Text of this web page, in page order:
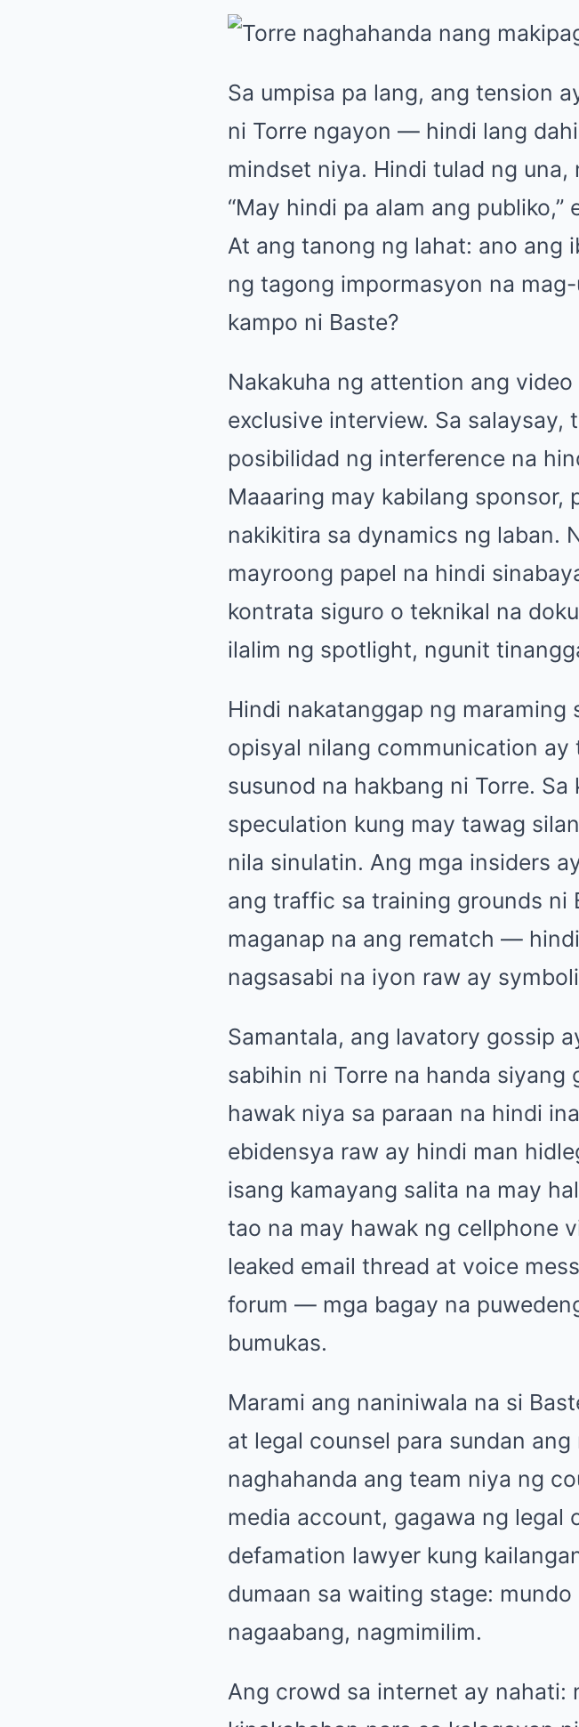
Sa umpisa pa lang, ang tension
ni Torre ngayon — hindi lang
mindset niya. Hindi tulad ng
“May hindi pa alam ang
At ang tanong ng lahat: ano ang
ng tagong impormasyon na
kampo ni Baste?
Nakakuha ng attention ang
exclusive interview. Sa
posibilidad ng interference na
Maaaring may kabilang sponsor,
nakikitira sa dynamics ng laban.
mayroong papel na hindi
kontrata siguro o teknikal na
ilalim ng spotlight, ngunit
Hindi nakatanggap ng
opisyal nilang communication
susunod na hakbang ni Torre.
speculation kung may tawag
nila sinulatin. Ang mga insiders
ang traffic sa training grounds ni
maganap na ang rematch —
nagsasabi na iyon raw ay
Samantala, ang lavatory gossip
sabihin ni Torre na handa
hawak niya sa paraan na hindi
ebidensya raw ay hindi man
isang kamayang salita na may
tao na may hawak ng cellphone
leaked email thread at voice
forum — mga bagay na
bumukas.
Marami ang naniniwala na si
at legal counsel para sundan
naghahanda ang team niya ng
media account, gagawa ng legal
defamation lawyer kung
dumaan sa waiting stage:
nagaabang, nagmimilim.
Ang crowd sa internet ay nahati: